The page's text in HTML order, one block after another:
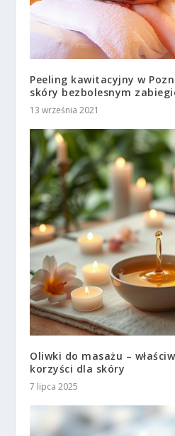
Peeling kawitacyjny w
skóry bezbolesnym
13 września 2021
Oliwki do masażu –
korzyści dla skóry
7 lipca 2025